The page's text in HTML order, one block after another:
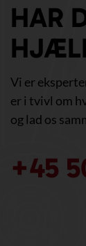
HAR
Vi er
er i tvivl om
og lad os
+45